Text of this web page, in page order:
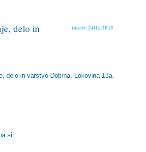
marec 24th, 2015
delo in
delo in varstvo Dobrna, Lokovina 13a,